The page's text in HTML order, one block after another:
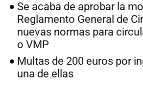
Se acaba de aprobar la
Reglamento General de
nuevas normas para
o VMP
Multas de 200 euros por
una de ellas